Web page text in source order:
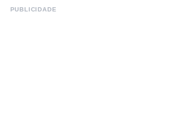
PUBLICIDADE